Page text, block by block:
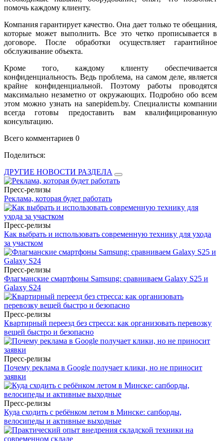
помочь каждому клиенту.
Компания гарантирует качество. Она дает только те обещания,
которые может выполнить. Все это четко прописывается в
договоре. После обработки осуществляет гарантийное
обслуживание объекта.
Кроме того, каждому клиенту обеспечивается
конфиденциальность. Ведь проблема, на самом деле, является
крайне конфиденциальной. Поэтому работы проводятся
максимально незаметно от окружающих. Подробно обо всем
этом можно узнать на sanepidem.by. Специалисты компании
всегда готовы предоставить вам квалифицированную
консультацию.
Всего комментариев 0
Поделиться:
ДРУГИЕ НОВОСТИ РАЗДЕЛА
Пресс-релизы
Реклама, которая будет работать
Пресс-релизы
Как выбрать и использовать современную технику для ухода
за участком
Пресс-релизы
Флагманские смартфоны Samsung: сравниваем Galaxy S25 и
Galaxy S24
Пресс-релизы
Квартирный переезд без стресса: как организовать перевозку
вещей быстро и безопасно
Пресс-релизы
Почему реклама в Google получает клики, но не приносит
заявки
Пресс-релизы
Куда сходить с ребёнком летом в Минске: сапборды,
велосипеды и активные выходные